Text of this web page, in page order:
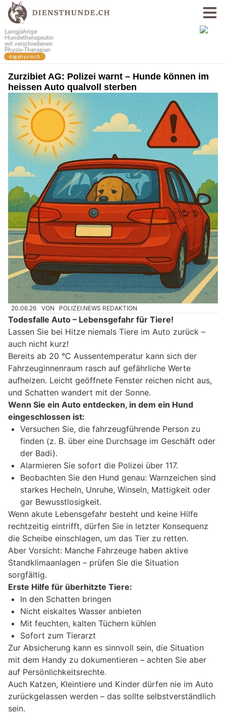
Zurzibiet AG: Polizei warnt – Hunde können im
heissen Auto qualvoll sterben
20.06.26 VON POLIZEI.NEWS REDAKTION
Todesfalle Auto – Lebensgefahr für Tiere!
Lassen Sie bei Hitze niemals Tiere im Auto zurück –
auch nicht kurz!
Bereits ab 20 °C Aussentemperatur kann sich der
Fahrzeuginnenraum rasch auf gefährliche Werte
aufheizen. Leicht geöffnete Fenster reichen nicht aus,
und Schatten wandert mit der Sonne.
Wenn Sie ein Auto entdecken, in dem ein Hund
eingeschlossen ist:
Versuchen Sie, die fahrzeugführende Person zu
finden (z. B. über eine Durchsage im Geschäft oder
der Badi).
Alarmieren Sie sofort die Polizei über 117.
Beobachten Sie den Hund genau: Warnzeichen sind
starkes Hecheln, Unruhe, Winseln, Mattigkeit oder
gar Bewusstlosigkeit.
Wenn akute Lebensgefahr besteht und keine Hilfe
rechtzeitig eintrifft, dürfen Sie in letzter Konsequenz
die Scheibe einschlagen, um das Tier zu retten.
Aber Vorsicht: Manche Fahrzeuge haben aktive
Standklimaanlagen – prüfen Sie die Situation
sorgfältig.
Erste Hilfe für überhitzte Tiere:
In den Schatten bringen
Nicht eiskaltes Wasser anbieten
Mit feuchten, kalten Tüchern kühlen
Sofort zum Tierarzt
Zur Absicherung kann es sinnvoll sein, die Situation
mit dem Handy zu dokumentieren – achten Sie aber
auf Persönlichkeitsrechte.
Auch Katzen, Kleintiere und Kinder dürfen nie im Auto
zurückgelassen werden – das sollte selbstverständlich
sein.